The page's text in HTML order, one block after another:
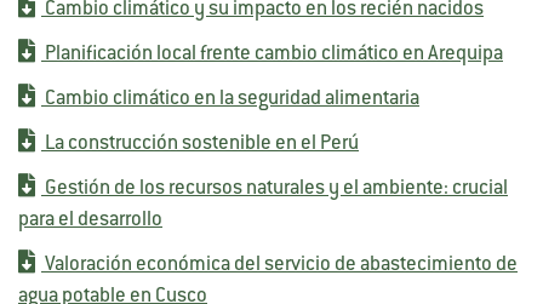
Cambio climático y su impacto en los recién nacidos
Planificación local frente cambio climático en Arequipa
Cambio climático en la seguridad alimentaria
La construcción sostenible en el Perú
Gestión de los recursos naturales y el ambiente: crucial
para el desarrollo
Valoración económica del servicio de abastecimiento de
agua potable en Cusco